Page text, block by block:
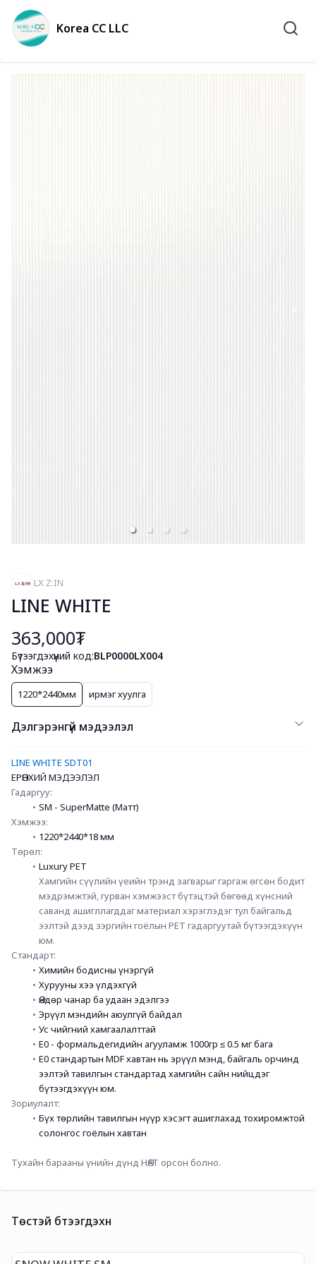
Korea CC LLC
LX Z:IN
LINE WHITE
363,000₮
Бүтээгдэхүүний код:BLP0000LX004
Хэмжээ
1220*2440мм ирмэг хуулга
Дэлгэрэнгүй мэдээлэл
LINE WHITE SDT01
ЕРӨНХИЙ МЭДЭЭЛЭЛ
Гадаргуу:
SM - SuperMatte (Матт)
Хэмжээ:
1220*2440*18 мм
Төрөл:
Luxury PET
Хамгийн сүүлийн үеийн трэнд загварыг гаргаж өгсөн бодит
мэдрэмжтэй, гурван хэмжээст бүтэцтэй бөгөөд хүнсний
саванд ашигллагддаг материал хэрэглэдэг тул байгальд
ээлтэй дээд зэргийн гоёлын PET гадаргуутай бүтээгдэхүүн
юм.
Стандарт:
Химийн бодисны үнэргүй
Хурууны хээ үлдэхгүй
Өндөр чанар ба удаан эдэлгээ
Эрүүл мэндийн аюулгүй байдал
Ус чийгний хамгаалалттай
E0 - формальдегидийн агууламж 1000гр ≤ 0.5 мг бага
E0 стандартын MDF хавтан нь эрүүл мэнд, байгаль орчинд
ээлтэй тавилгын стандартад хамгийн сайн нийцдэг
бүтээгдэхүүн юм.
Зориулалт:
Бүх төрлийн тавилгын нүүр хэсэгт ашиглахад тохиромжтой
солонгос гоёлын хавтан
Тухайн барааны үнийн дүнд НӨАТ орсон болно.
Төстэй бүтээгдэхүүн